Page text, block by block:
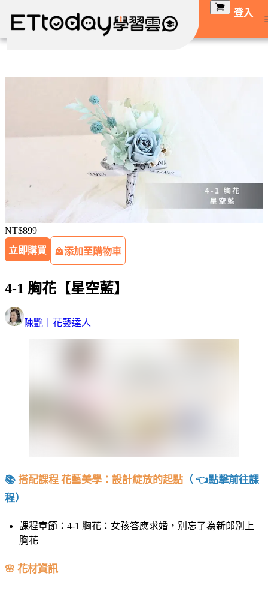
登入
NT$899
立即購買
添加至購物車
4-1 胸花【星空藍】
陳艷｜花藝達人
📚 搭配課程 花藝美學：設計綻放的起點 （ 👈點擊前往課
程）
課程章節：4-1 胸花：女孩答應求婚，別忘了為新郎別上
胸花
🌸 花材資訊